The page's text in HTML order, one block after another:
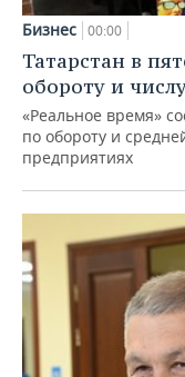
Бизнес 00:00
Татарстан в
обороту и
«Реальное время»
по обороту и
предприятиях